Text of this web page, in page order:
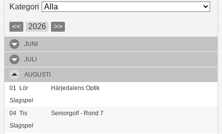
Kategori
<< 2026 >>
JUNI
JULI
AUGUSTI
01 Lör
Härjedalens Optik
Slagspel
04 Tis
Seniorgolf - Rond 7
Slagspel